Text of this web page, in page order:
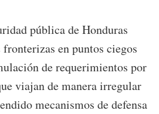
pública de Honduras
fronterizas en puntos ciegos
de requerimientos por
viajan de manera irregular
mecanismos de defensa